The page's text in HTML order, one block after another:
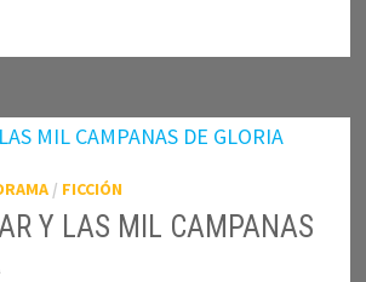
/ FICCIÓN
Y LAS MIL CAMPANAS